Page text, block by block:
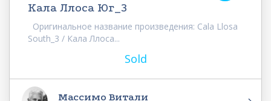
Кала Ллоса Юг_3
Оригинальное название произведения: Cala Llosa
South_3 / Кала Ллоса...
Sold
Массимо Витали